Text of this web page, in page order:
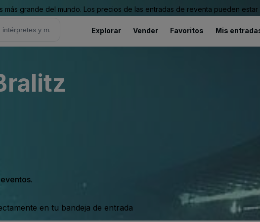
grande del mundo. Los precios de las entradas de reventa pueden
Explorar Vender Favoritos Mis
en tu bandeja de entrada